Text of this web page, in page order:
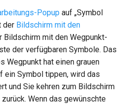
Popup auf „Symbol
der Bildschirm mit den
Bildschirm mit den Wegpunkt-
der verfügbaren Symbole. Das
Wegpunkt hat einen grauen
ein Symbol tippen, wird das
und Sie kehren zum Bildschirm
Wenn das gewünschte